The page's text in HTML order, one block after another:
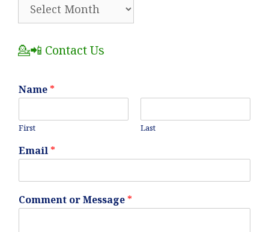
💁📲 Contact Us
Name *
First Last
Email *
Comment or Message *